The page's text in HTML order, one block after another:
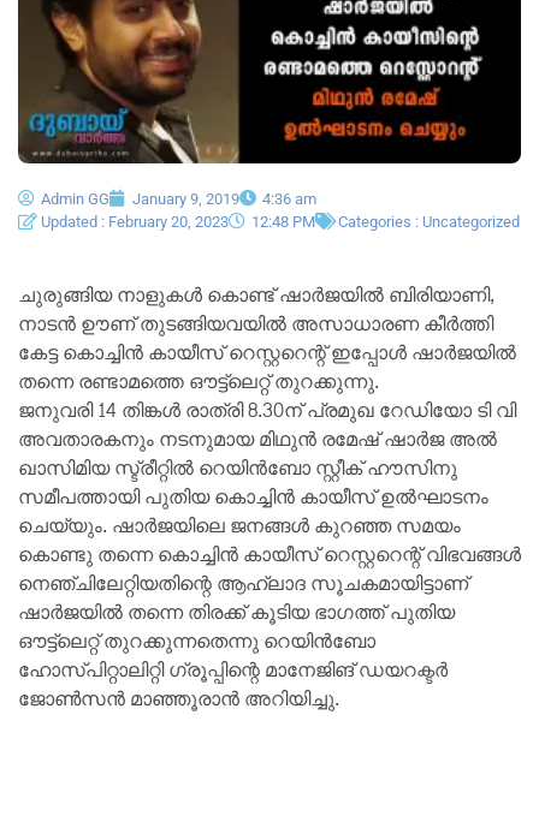
Admin GG January 9, 2019
4:36 am
Updated : February 20, 2023
12:48 PM Categories : Uncategorized
ചുരുങ്ങിയ നാളുകൾ കൊണ്ട് ഷാർജയിൽ ബിരിയാണി,
നാടൻ ഊണ് തുടങ്ങിയവയിൽ അസാധാരണ കീർത്തി
കേട്ട കൊച്ചിൻ കായീസ് റെസ്റ്ററെന്റ് ഇപ്പോൾ ഷാർജയിൽ
തന്നെ രണ്ടാമത്തെ ഔട്ട്ലെറ്റ് തുറക്കുന്നു.
ജനുവരി 14 തിങ്കൾ രാത്രി 8.30ന് പ്രമുഖ റേഡിയോ ടി വി
അവതാരകനും നടനുമായ മിഥുൻ രമേഷ് ഷാർജ അൽ
ഖാസിമിയ സ്ട്രീറ്റിൽ റെയിൻബോ സ്റ്റീക് ഹൗസിനു
സമീപത്തായി പുതിയ കൊച്ചിൻ കായീസ് ഉൽഘാടനം
ചെയ്യും. ഷാർജയിലെ ജനങ്ങൾ കുറഞ്ഞ സമയം
കൊണ്ടു തന്നെ കൊച്ചിൻ കായീസ് റെസ്റ്ററെന്റ് വിഭവങ്ങൾ
നെഞ്ചിലേറ്റിയതിന്റെ ആഹ്ലാദ സൂചകമായിട്ടാണ്
ഷാർജയിൽ തന്നെ തിരക്ക് കൂടിയ ഭാഗത്ത്‌ പുതിയ
ഔട്ട്ലെറ്റ് തുറക്കുന്നതെന്നു റെയിൻബോ
ഹോസ്പിറ്റാലിറ്റി ഗ്രൂപ്പിന്റെ മാനേജിങ് ഡയറക്ടർ
ജോൺസൻ മാഞ്ഞൂരാൻ അറിയിച്ചു.